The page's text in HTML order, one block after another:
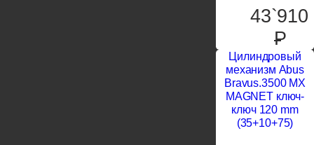
43`910
P
Цилиндровый
механизм Abus
Bravus.3500 MX
MAGNET ключ-
ключ 120 mm
(35+10+75)